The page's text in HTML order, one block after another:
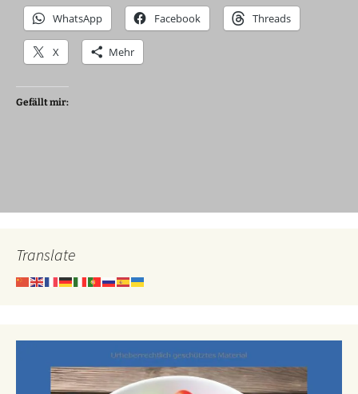
WhatsApp Facebook Threads
X Mehr
Gefällt mir:
Translate